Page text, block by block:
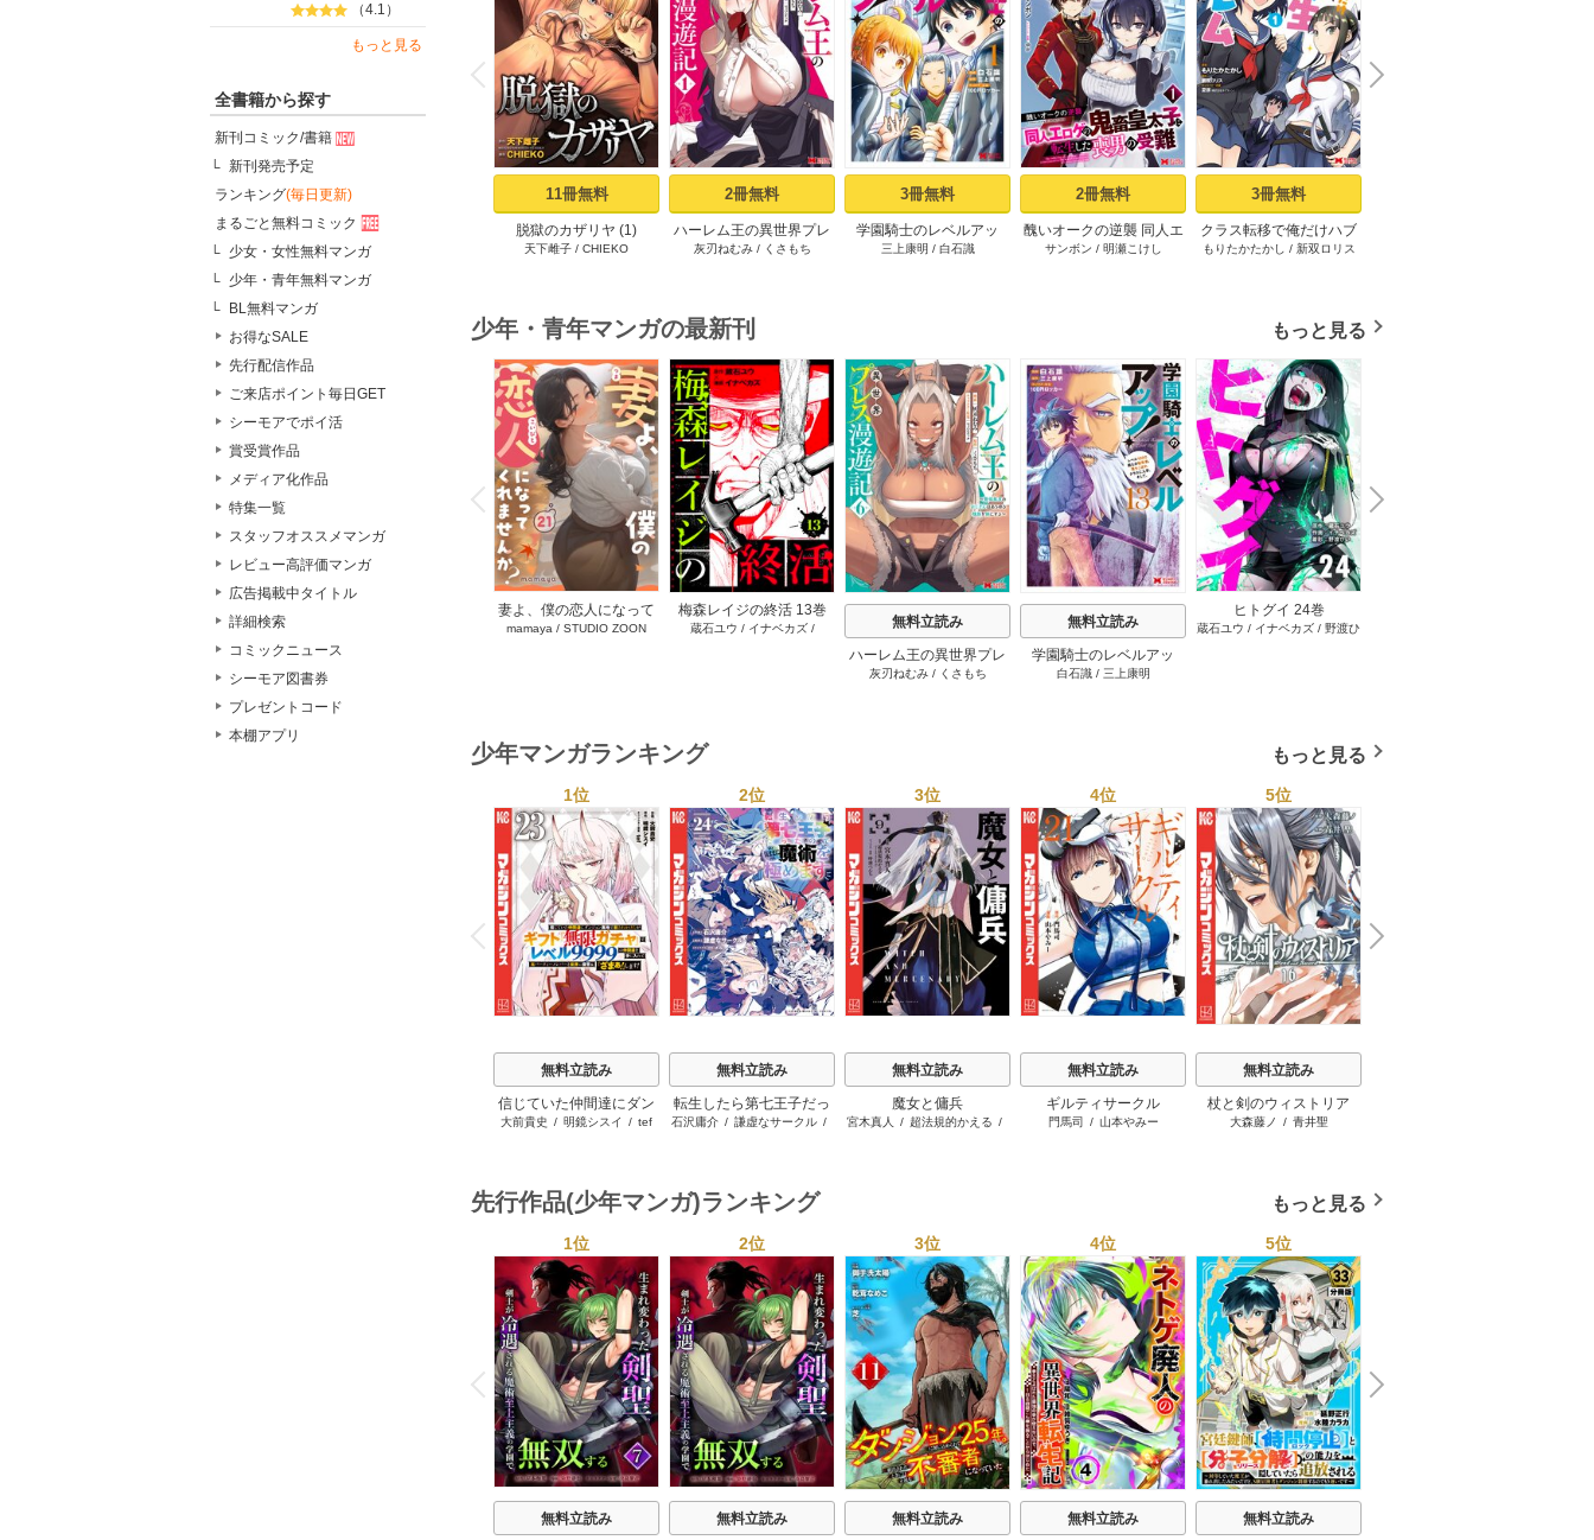
（4.1）
もっと見る
全書籍から探す
新刊コミック/書籍
新刊発売予定
ランキング(毎日更新)
まるごと無料コミック
少女・女性無料マンガ
少年・青年無料マンガ
BL無料マンガ
お得なSALE
先行配信作品
ご来店ポイント毎日GET
シーモアでポイ活
賞受賞作品
メディア化作品
特集一覧
スタッフオススメマンガ
レビュー高評価マンガ
広告掲載中タイトル
詳細検索
コミックニュース
シーモア図書券
プレゼントコード
本棚アプリ
P
r
e
v
i
o
u
s
11冊無料
脱獄のカザリヤ (1)
天下雌子 / CHIEKO
2冊無料
ハーレム王の異世界プレ
ス漫遊記 ～最強無双のお
1巻
灰刃ねむみ/ くさもち
3冊無料
学園騎士のレベルアッ
プ！レベル1000超えの転
三上康明 / 白石識
2冊無料
醜いオークの逆襲 同人エ
ロゲの鬼畜皇太子に転生
サンボン / 明瀬こけし
3冊無料
クラス転移で俺だけハブ
られたので、同級生ハー
もりたかたかし / 新双ロリス
N
e
x
t
少年・青年マンガの最新刊 もっと見る
P
r
e
v
i
o
u
s
妻よ、僕の恋人になって
くれませんか？ 21巻
mamaya / STUDIO ZOON
梅森レイジの終活 13巻
蔵石ユウ / イナベカズ/
無料立読み
ハーレム王の異世界プレ
ス漫遊記 ～最強無双のお
灰刃ねむみ/ くさもち
無料立読み
学園騎士のレベルアッ
プ！レベル1000超えの転
白石識 / 三上康明
ヒトグイ 24巻
蔵石ユウ / イナベカズ / 野渡ひ
N
e
x
t
少年マンガランキング もっと見る
P
r
e
v
i
o
u
s
1位
無料立読み
信じていた仲間達にダン
ジョン奥地で殺されかけ
達を手に入れて元パーテ
ィーメンバーと世界に復
す！
大前貴史 / 明鏡シスイ / tef
2位
無料立読み
転生したら第七王子だっ
たので、気ままに魔術を
石沢庸介 / 謙虚なサークル /
3位
無料立読み
魔女と傭兵
宮木真人 / 超法規的かえる /
4位
無料立読み
ギルティサークル
門馬司 / 山本やみー
5位
無料立読み
杖と剣のウィストリア
大森藤ノ / 青井聖
N
e
x
t
先行作品(少年マンガ)ランキング もっと見る
P
r
e
v
i
o
u
s
1位
無料立読み
2位
無料立読み
3位
無料立読み
4位
無料立読み
5位
無料立読み
N
x
t